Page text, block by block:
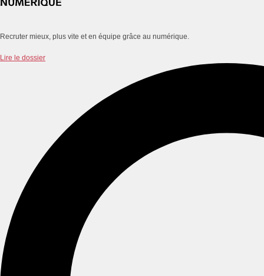
Recruter mieux, plus vite et en équipe grâce au numérique.
Lire le dossier